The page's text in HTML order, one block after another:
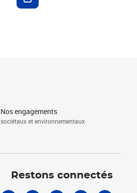
Nos engagements
sociétaux et environnementaux
Restons connectés